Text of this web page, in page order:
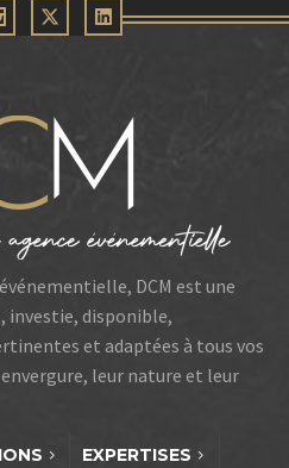
PROMOTEURS
vents et marée
DCM est une
investie, disponible,
et adaptées à tous vos
leur nature et leur
EXPERTISES